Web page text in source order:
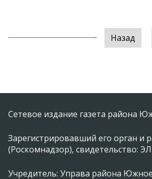
Назад
Сетевое издание газета района
Зарегистрировавший его орган и
(Роскомнадзор), свидетельство:
Учредитель: Управа района